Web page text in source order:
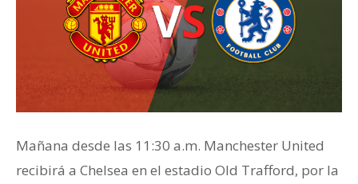
Mañana desde las 11:30 a.m. Manchester United
recibirá a Chelsea en el estadio Old Trafford, por la